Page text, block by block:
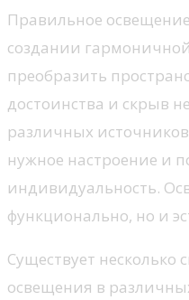
Правильное
создании
преобразить
достоинства и скрыв
различных
нужное настроение и
индивидуальность.
функционально, но и
Существует несколько
освещения в